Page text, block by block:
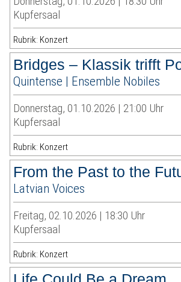
Kupfersaal
Rubrik: Konzert
Bridges – Klassik trifft
Quintense | Ensemble Nobiles
Donnerstag, 01.10.2026 | 21:00 Uhr
Kupfersaal
Rubrik: Konzert
From the Past to the
Latvian Voices
Freitag, 02.10.2026 | 18:30 Uhr
Kupfersaal
Rubrik: Konzert